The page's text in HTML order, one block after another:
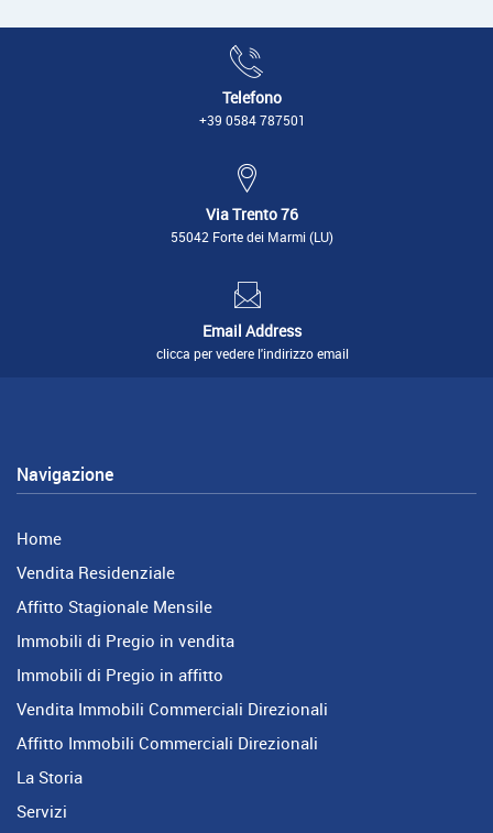
Telefono
+39 0584 787501
Via Trento 76
55042 Forte dei Marmi (LU)
Email Address
clicca per vedere l'indirizzo email
Navigazione
Home
Vendita Residenziale
Affitto Stagionale Mensile
Immobili di Pregio in vendita
Immobili di Pregio in affitto
Vendita Immobili Commerciali Direzionali
Affitto Immobili Commerciali Direzionali
La Storia
Servizi